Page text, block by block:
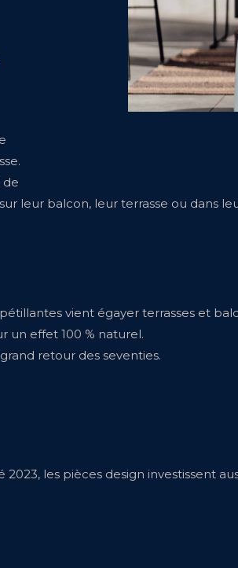
de
leur balcon, leur terrasse ou dans
vient égayer terrasses et
un effet 100 % naturel.
retour des seventies.
les pièces design investissent